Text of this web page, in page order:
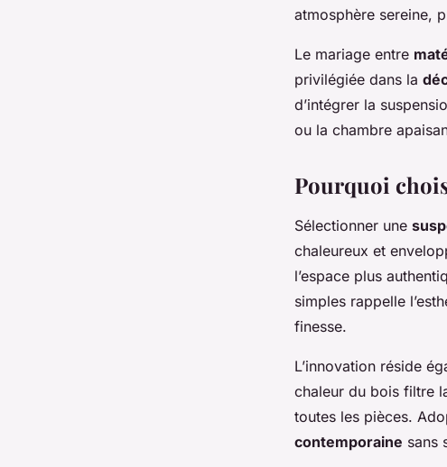
atmosphère sereine,
Le mariage entre
privilégiée dans la
d’intégrer la
ou la chambre
Pourquoi
Sélectionner une
chaleureux et
l’espace plus
simples rappelle
finesse.
L’innovation réside
chaleur du bois filtre
toutes les pièces.
contemporaine sans